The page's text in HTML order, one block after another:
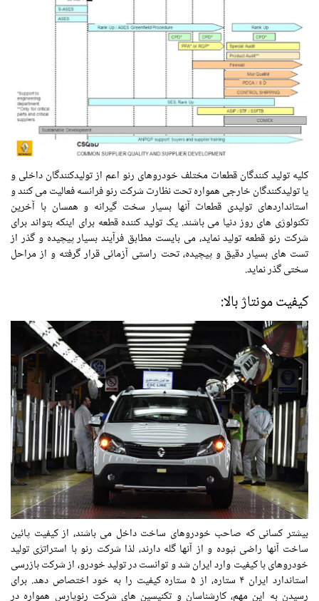
کلیه تولید کنندگان قطعات مختلف خودروهای رنو اعم از تولیدکنندگان داخلی و
یا تولیدکنندگان خارجی همواره تحت نظارت شرکت رنو فرانسه فعالیت می کنند و
استانداردهای تولیدی قطعات آنها بسیار سخت گیرانه و همسان با آخرین
تکنولوژی های روز دنیا می باشند. یک تولید کننده قطعه برای اینکه بتواند برای
شرکت رنو قطعه تولید نماید، می بایست مطابق فرآیند بسیار پیچیده و گذر از
تست های بسیار دقیق و پیچیده، تحت راستی آزمائی قرار گرفته و از مراحل
سختی گذر نماید.
کیفیت مونتاژ بالا:
بیشتر کسانی که صاحب خودروهای ساخت داخل می باشند، از کیفیت پائین
ساخت آنها راضی نبوده و از آنها گله دارند، لذا شرکت رنو با استراتژی تولید
خودروهای با کیفیت وارد ایران شد و توانست در تولید خودرو، از شرکت بازرسی
استاندارد ایران ۴ ستاره، از ۵ ستاره کیفیت را به خود اختصاص دهد. برای
رسیدن به این مهم، کارشناسان و تکنیسین های شرکت رنوپارس همواره در